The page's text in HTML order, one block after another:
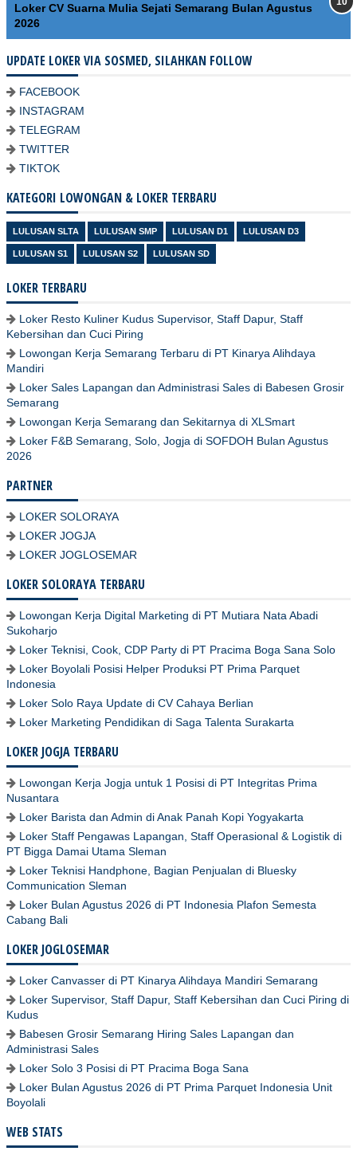
Loker CV Suarna Mulia Sejati Semarang Bulan Agustus
2026
UPDATE LOKER VIA SOSMED, SILAHKAN FOLLOW
FACEBOOK
INSTAGRAM
TELEGRAM
TWITTER
TIKTOK
KATEGORI LOWONGAN & LOKER TERBARU
LULUSAN SLTA LULUSAN SMP LULUSAN D1 LULUSAN D3
LULUSAN S1 LULUSAN S2 LULUSAN SD
LOKER TERBARU
Loker Resto Kuliner Kudus Supervisor, Staff Dapur, Staff
Kebersihan dan Cuci Piring
Lowongan Kerja Semarang Terbaru di PT Kinarya Alihdaya
Mandiri
Loker Sales Lapangan dan Administrasi Sales di Babesen Grosir
Semarang
Lowongan Kerja Semarang dan Sekitarnya di XLSmart
Loker F&B Semarang, Solo, Jogja di SOFDOH Bulan Agustus
2026
PARTNER
LOKER SOLORAYA
LOKER JOGJA
LOKER JOGLOSEMAR
LOKER SOLORAYA TERBARU
Lowongan Kerja Digital Marketing di PT Mutiara Nata Abadi
Sukoharjo
Loker Teknisi, Cook, CDP Party di PT Pracima Boga Sana Solo
Loker Boyolali Posisi Helper Produksi PT Prima Parquet
Indonesia
Loker Solo Raya Update di CV Cahaya Berlian
Loker Marketing Pendidikan di Saga Talenta Surakarta
LOKER JOGJA TERBARU
Lowongan Kerja Jogja untuk 1 Posisi di PT Integritas Prima
Nusantara
Loker Barista dan Admin di Anak Panah Kopi Yogyakarta
Loker Staff Pengawas Lapangan, Staff Operasional & Logistik di
PT Bigga Damai Utama Sleman
Loker Teknisi Handphone, Bagian Penjualan di Bluesky
Communication Sleman
Loker Bulan Agustus 2026 di PT Indonesia Plafon Semesta
Cabang Bali
LOKER JOGLOSEMAR
Loker Canvasser di PT Kinarya Alihdaya Mandiri Semarang
Loker Supervisor, Staff Dapur, Staff Kebersihan dan Cuci Piring di
Kudus
Babesen Grosir Semarang Hiring Sales Lapangan dan
Administrasi Sales
Loker Solo 3 Posisi di PT Pracima Boga Sana
Loker Bulan Agustus 2026 di PT Prima Parquet Indonesia Unit
Boyolali
WEB STATS